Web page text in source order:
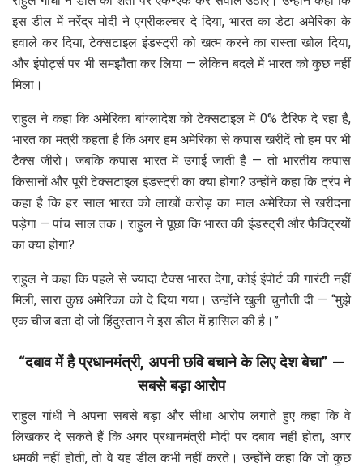
इस डील में नरेंद्र मोदी ने एग्रीकल्चर दे दिया, भारत का डेटा अमेरिका के
हवाले कर दिया, टेक्सटाइल इंडस्ट्री को खत्म करने का रास्ता खोल दिया,
और इंपोर्ट्स पर भी समझौता कर लिया — लेकिन बदले में भारत को कुछ नहीं
मिला।
राहुल ने कहा कि अमेरिका बांग्लादेश को टेक्सटाइल में 0% टैरिफ दे रहा है,
भारत का मंत्री कहता है कि अगर हम अमेरिका से कपास खरीदें तो हम पर भी
टैक्स जीरो। जबकि कपास भारत में उगाई जाती है — तो भारतीय कपास
किसानों और पूरी टेक्सटाइल इंडस्ट्री का क्या होगा? उन्होंने कहा कि ट्रंप ने
कहा है कि हर साल भारत को लाखों करोड़ का माल अमेरिका से खरीदना
पड़ेगा — पांच साल तक। राहुल ने पूछा कि भारत की इंडस्ट्री और फैक्ट्रियों
का क्या होगा?
राहुल ने कहा कि पहले से ज्यादा टैक्स भारत देगा, कोई इंपोर्ट की गारंटी नहीं
मिली, सारा कुछ अमेरिका को दे दिया गया। उन्होंने खुली चुनौती दी — “मुझे
एक चीज बता दो जो हिंदुस्तान ने इस डील में हासिल की है।”
“दबाव में है प्रधानमंत्री, अपनी छवि बचाने के लिए देश बेचा” —
सबसे बड़ा आरोप
राहुल गांधी ने अपना सबसे बड़ा और सीधा आरोप लगाते हुए कहा कि वे
लिखकर दे सकते हैं कि अगर प्रधानमंत्री मोदी पर दबाव नहीं होता, अगर
धमकी नहीं होती, तो वे यह डील कभी नहीं करते। उन्होंने कहा कि जो कुछ